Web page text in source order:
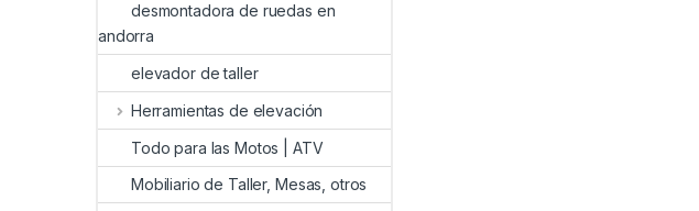
desmontadora de ruedas en
andorra
elevador de taller
Herramientas de elevación
Todo para las Motos | ATV
Mobiliario de Taller, Mesas, otros